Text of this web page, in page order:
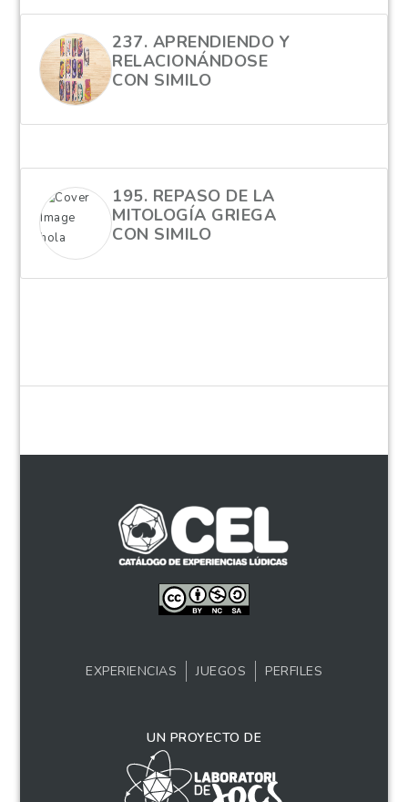
237. APRENDIENDO Y
RELACIONÁNDOSE
CON SIMILO
hola
195. REPASO DE LA
MITOLOGÍA GRIEGA
CON SIMILO
EXPERIENCIAS JUEGOS PERFILES
UN PROYECTO DE